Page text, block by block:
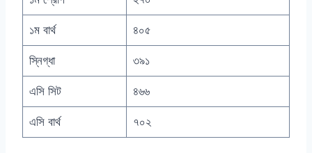
১ম বার্থ ৪০৫
স্নিগ্ধা ৩৯১
এসি সিট ৪৬৬
এসি বার্থ ৭০২